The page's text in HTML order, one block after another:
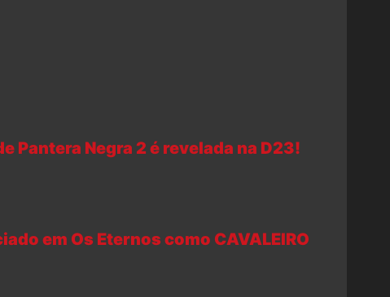
Pantera Negra 2 é revelada na D23!
em Os Eternos como CAVALEIRO